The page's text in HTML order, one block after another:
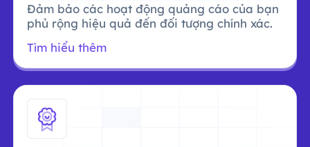
Đảm bảo các hoạt động quảng cáo của bạn
phủ rộng hiệu quả đến đối tượng chính xác.
Tìm hiểu thêm